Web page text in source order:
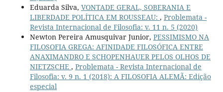
Eduarda Silva, VONTADE GERAL, SOBERANIA E
LIBERDADE POLÍTICA EM ROUSSEAU: , Problemata -
Revista Internacional de Filosofia: v. 11 n. 5 (2020)
Newton Pereira Amusquivar Junior, PESSIMISMO NA
FILOSOFIA GREGA: AFINIDADE FILOSÓFICA ENTRE
ANAXIMANDRO E SCHOPENHAUER PELOS OLHOS DE
NIETZSCHE , Problemata - Revista Internacional de
Filosofia: v. 9 n. 1 (2018): A FILOSOFIA ALEMÃ: Edição
especial